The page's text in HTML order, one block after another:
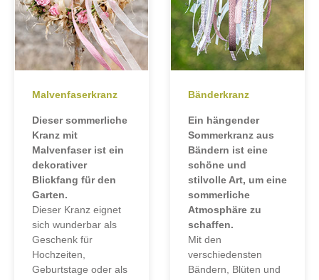
Malvenfaserkranz
Dieser sommerliche
Kranz mit
Malvenfaser ist ein
dekorativer
Blickfang für den
Garten.
Dieser Kranz eignet
sich wunderbar als
Geschenk für
Hochzeiten,
Geburtstage oder als
Bänderkranz
Ein hängender
Sommerkranz aus
Bändern ist eine
schöne und
stilvolle Art, um eine
sommerliche
Atmosphäre zu
schaffen.
Mit den
verschiedensten
Bändern, Blüten und